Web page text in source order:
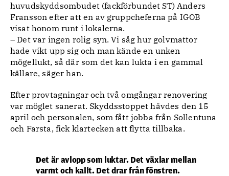
huvudskyddsombudet (fackförbundet ST) Anders
Fransson efter att en av gruppcheferna på IGOB
visat honom runt i lokalerna.
– Det var ingen rolig syn. Vi såg hur golvmattor
hade vikt upp sig och man kände en unken
mögellukt, så där som det kan lukta i en gammal
källare, säger han.
Efter provtagningar och två omgångar renovering
var möglet sanerat. Skyddsstoppet hävdes den 15
april och personalen, som fått jobba från Sollentuna
och Farsta, fick klartecken att flytta tillbaka.
Det är avlopp som luktar. Det växlar mellan
varmt och kallt. Det drar från fönstren.